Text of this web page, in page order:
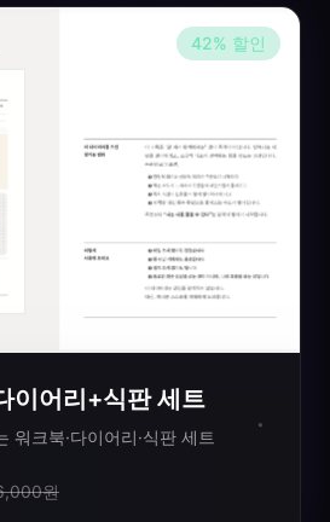
42% 할인
이어리+식판 세트
워크북·다이어리·식판 세트
원